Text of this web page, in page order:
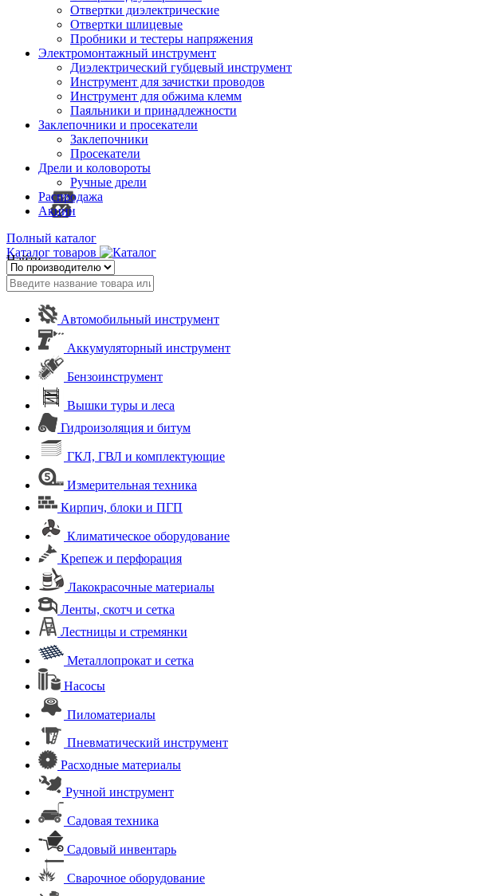
Отвертки диэлектрические
Отвертки шлицевые
Пробники и тестеры напряжения
Электромонтажный инструмент
Диэлектрический губцевый инструмент
Инструмент для зачистки проводов
Инструмент для обжима клемм
Паяльники и принадлежности
Заклепочники и просекатели
Заклепочники
Просекатели
Дрели и коловороты
Ручные дрели
Распродажа
Акции
Полный каталог
Каталог товаров
Найти
Автомобильный инструмент
Аккумуляторный инструмент
Бензоинструмент
Вышки туры и леса
Гидроизоляция и битум
ГКЛ, ГВЛ и комплектующие
Измерительная техника
Кирпич, блоки и ПГП
Климатическое оборудование
Крепеж и перфорация
Лакокрасочные материалы
Ленты, скотч и сетка
Лестницы и стремянки
Металлопрокат и сетка
Насосы
Пиломатериалы
Пневматический инструмент
Расходные материалы
Ручной инструмент
Садовая техника
Садовый инвентарь
Сварочное оборудование